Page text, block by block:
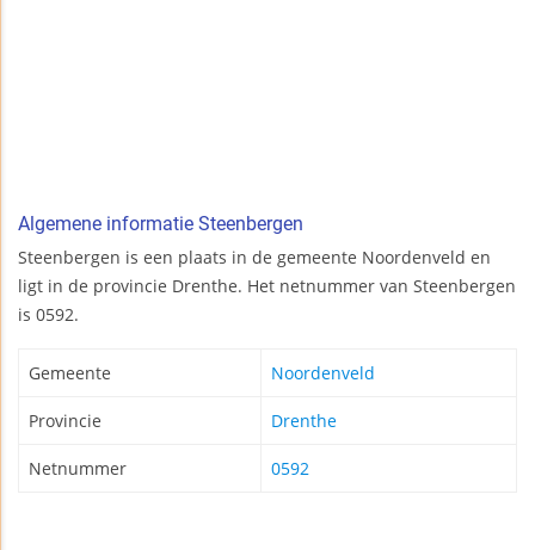
Algemene informatie Steenbergen
Steenbergen is een plaats in de gemeente Noordenveld en
ligt in de provincie Drenthe. Het netnummer van Steenbergen
is 0592.
Gemeente Noordenveld
Provincie Drenthe
Netnummer 0592